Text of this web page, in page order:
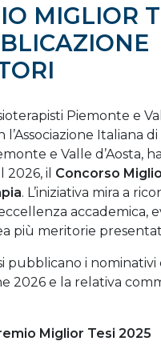
MIGLIOR
Piemonte e
l’Associazione Italiana
e Valle d’Aosta,
2026, il Concorso
. L’iniziativa mira a
accademica,
più meritorie
pubblicano i nominativi
2026 e la relativa
Miglior Tesi 2025